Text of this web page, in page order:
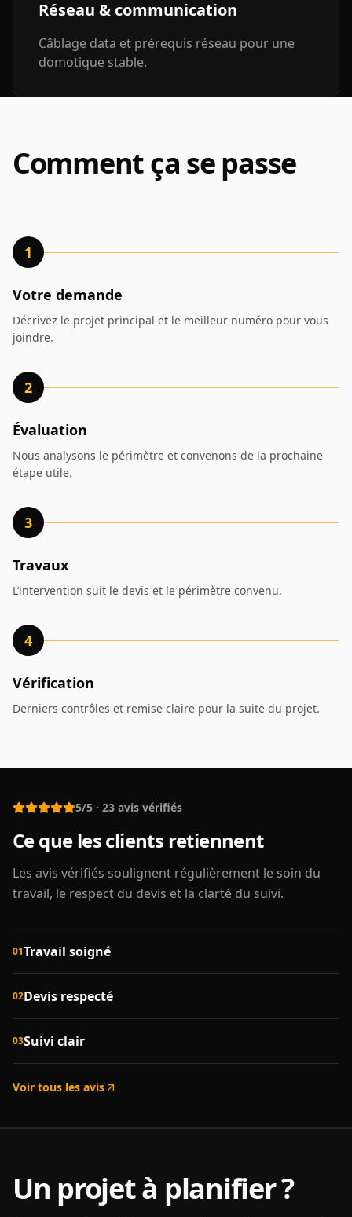
Réseau & communication
Câblage data et prérequis réseau pour une
domotique stable.
Comment ça se passe
1
Votre demande
Décrivez le projet principal et le meilleur numéro pour vous
joindre.
2
Évaluation
Nous analysons le périmètre et convenons de la prochaine
étape utile.
3
Travaux
L’intervention suit le devis et le périmètre convenu.
4
Vérification
Derniers contrôles et remise claire pour la suite du projet.
5/5 · 23 avis vérifiés
Ce que les clients retiennent
Les avis vérifiés soulignent régulièrement le soin du
travail, le respect du devis et la clarté du suivi.
01Travail soigné
02Devis respecté
03Suivi clair
Voir tous les avis
Un projet à planifier ?